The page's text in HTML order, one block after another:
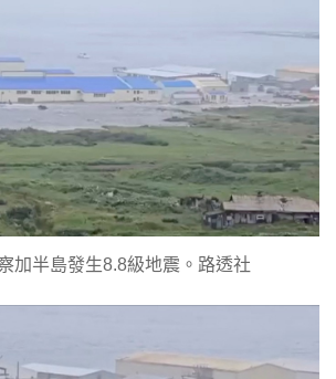
加半島發生8.8級地震。路透社